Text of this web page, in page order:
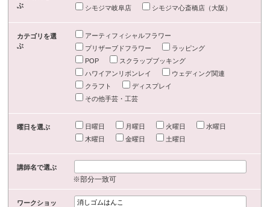
ぶ
シモジマ岐阜店
シモジマ心斎橋店（大阪）
カテゴリを選
ぶ
アーティフィシャルフラワー
プリザーブドフラワー
ラッピング
POP
スクラップブッキング
ハワイアンリボンレイ
ウェディング関連
クラフト
ディスプレイ
その他手芸・工芸
曜日を選ぶ 日曜日 月曜日 火曜日
水曜日
木曜日
金曜日 土曜日
講師名で選ぶ
※部分一致可
ワークショッ